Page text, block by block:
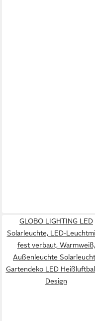
GLOBO LIGHTING LED
Solarleuchte, LED-
fest verbaut, Warmweiß,
Außenleuchte
Gartendeko LED
Design